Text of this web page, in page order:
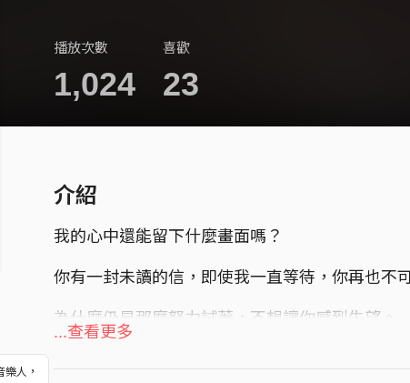
播放次數
1,024
喜歡
23
人，
介紹
我的心中還能留下什麼畫面嗎？
你有一封未讀的信，即使我一直等待，你再也不
為什麼仍是那麼努力試著，不想讓你感到失望。
...查看更多